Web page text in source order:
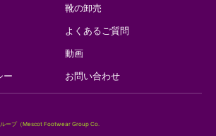
ー
靴の卸売
よくあるご質問
動画
お問い合わせ
ループ（Mescot Footwear Group Co.